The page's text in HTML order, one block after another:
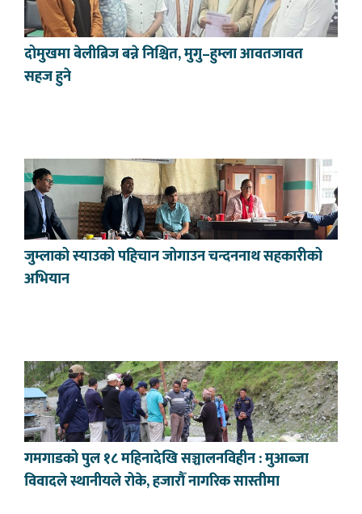
दोमुखमा बेलीब्रिज बन्ने निश्चित, मुगु–हुम्ला आवतजावत
सहज हुने
जुम्लाको स्याउको पहिचान जोगाउन चन्दननाथ सहकारीको
अभियान
गमगाडको पुल १८ महिनादेखि सञ्चालनविहीन : मुआब्जा
विवादले स्थानीयले रोके, हजारौँ नागरिक सास्तीमा